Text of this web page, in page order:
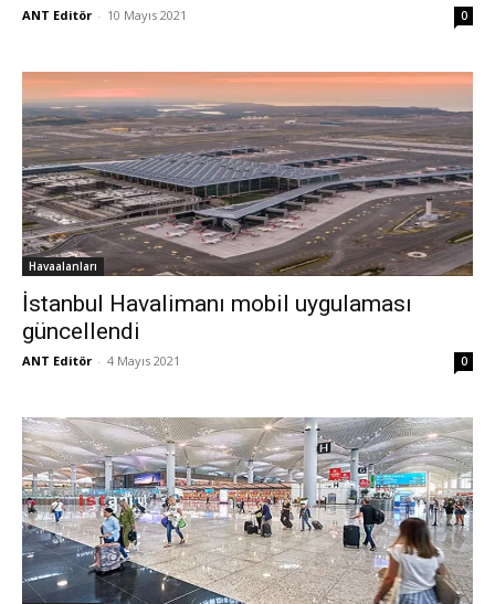
ANT Editör - 10 Mayıs 2021 0
Havaalanları
İstanbul Havalimanı mobil uygulaması
güncellendi
ANT Editör - 4 Mayıs 2021 0